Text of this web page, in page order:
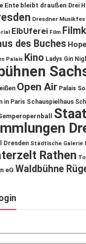
Ente bleibt draußen Drei
Dresdner
ElbUferei Film
des Buches
Palais Kino Ladys Gin
Open Air Palais
in Paris Schauspielhaus
Dresden Städtische Galerie
Rathen
eG Waldbühne